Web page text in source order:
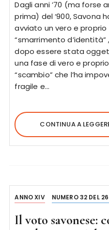
Dagli anni ’70 (ma forse
prima) del ‘900, Savona
avviato un vero e proprio
“smarrimento d’identità” ,
dopo essere stata
una fase di vero e proprio
“scambio” che l’ha
fragile e…
CONTINUA A
ANNO XIV NUMERO 32 DEL
Il voto savonese: